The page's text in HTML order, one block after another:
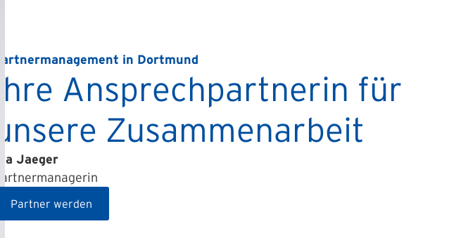
Partnermanagement in Dortmund
Ihre Ansprechpartnerin für
unsere Zusammenarbeit
Pia Jaeger
Partnermanagerin
Partner werden